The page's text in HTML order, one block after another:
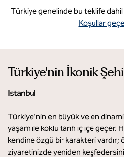
Türkiye genelinde bu teklife
Koşullar
Türkiye'nin İkonik
Istanbul
Türkiye'nin en büyük ve en
yaşam ile köklü tarih iç içe geçer.
kendine özgü bir karakteri vardır;
ziyaretinizde yeniden